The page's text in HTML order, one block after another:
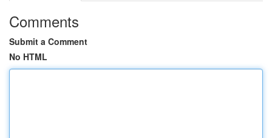
Comments
Submit a Comment
No HTML